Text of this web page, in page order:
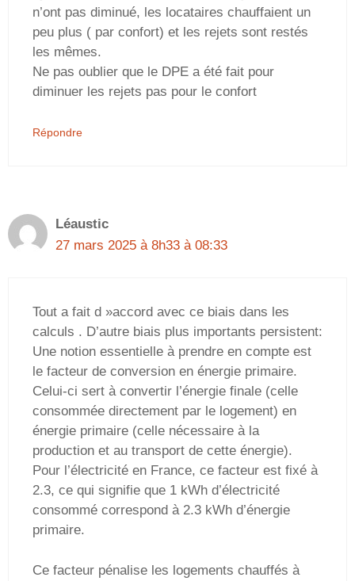
n’ont pas diminué, les locataires chauffaient un
peu plus ( par confort) et les rejets sont restés
les mêmes.
Ne pas oublier que le DPE a été fait pour
diminuer les rejets pas pour le confort
Répondre
Léaustic
27 mars 2025 à 8h33 à 08:33
Tout a fait d »accord avec ce biais dans les
calculs . D’autre biais plus importants persistent:
Une notion essentielle à prendre en compte est
le facteur de conversion en énergie primaire.
Celui-ci sert à convertir l’énergie finale (celle
consommée directement par le logement) en
énergie primaire (celle nécessaire à la
production et au transport de cette énergie).
Pour l’électricité en France, ce facteur est fixé à
2.3, ce qui signifie que 1 kWh d’électricité
consommé correspond à 2.3 kWh d’énergie
primaire.
Ce facteur pénalise les logements chauffés à